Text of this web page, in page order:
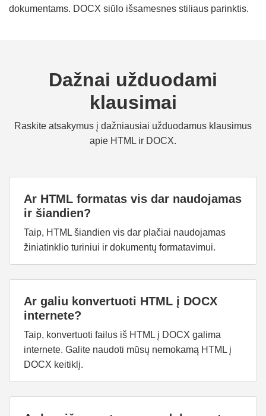
dokumentams. DOCX siūlo išsamesnes stiliaus parinktis.
Dažnai užduodami
klausimai
Raskite atsakymus į dažniausiai užduodamus klausimus
apie HTML ir DOCX.
Ar HTML formatas vis dar naudojamas
ir šiandien?
Taip, HTML šiandien vis dar plačiai naudojamas
žiniatinklio turiniui ir dokumentų formatavimui.
Ar galiu konvertuoti HTML į DOCX
internete?
Taip, konvertuoti failus iš HTML į DOCX galima
internete. Galite naudoti mūsų nemokamą HTML į
DOCX keitiklį.